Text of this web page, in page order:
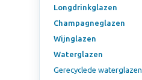
Longdrinkglazen
Champagneglazen
Wijnglazen
Waterglazen
Gerecyclede waterglazen